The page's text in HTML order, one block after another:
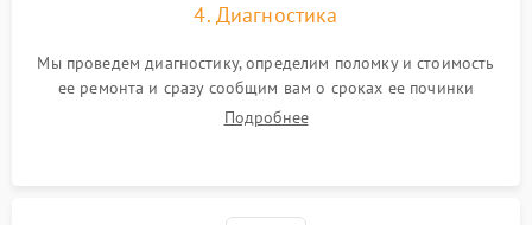
4. Диагностика
Мы проведем диагностику, определим поломку и стоимость
ее ремонта и сразу сообщим вам о сроках ее починки
Подробнее